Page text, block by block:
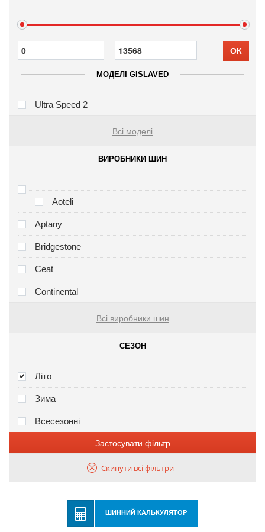
ОК
МОДЕЛІ GISLAVED
Ultra Speed 2
Всі моделі
ВИРОБНИКИ ШИН
Aoteli
Aptany
Bridgestone
Ceat
Continental
Всі виробники шин
СЕЗОН
Літо
Зима
Всесезонні
Застосувати фільтр
Скинути всі фільтри
ШИННИЙ КАЛЬКУЛЯТОР